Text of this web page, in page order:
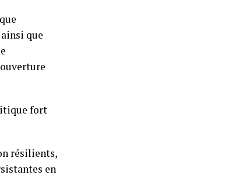
que
fort
résilients,
en